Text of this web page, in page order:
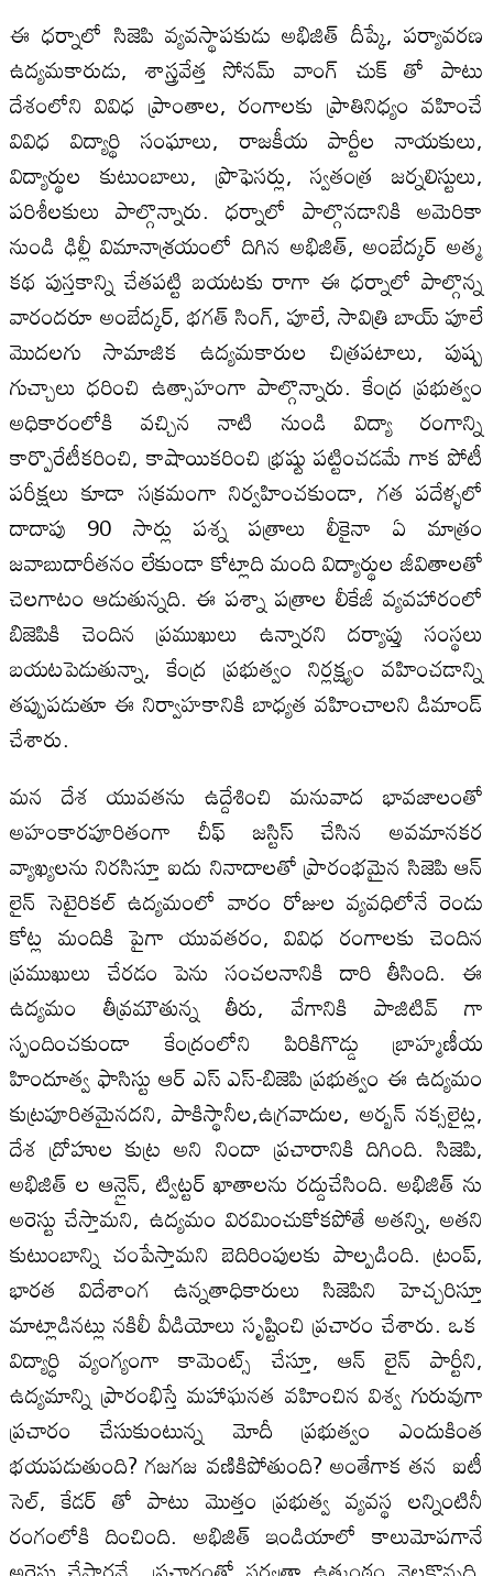
ఈ ధర్నాలో సిజెపి వ్యవస్థాపకుడు అభిజిత్ దీప్కే, పర్యావరణ
ఉద్యమకారుడు, శాస్త్రవేత్త సోనమ్ వాంగ్ చుక్ తో పాటు
దేశంలోని వివిధ ప్రాంతాల, రంగాలకు ప్రాతినిధ్యం వహించే
వివిధ విద్యార్థి సంఘాలు, రాజకీయ పార్టీల నాయకులు,
విద్యార్థుల కుటుంబాలు, ప్రొఫెసర్లు, స్వతంత్ర జర్నలిస్టులు,
పరిశీలకులు పాల్గొన్నారు. ధ‌ర్నాలో పాల్గొనడానికి అమెరికా
నుండి ఢిల్లీ విమానాశ్రయంలో దిగిన అభిజిత్, అంబేద్కర్ అత్మ
కథ పుస్తకాన్ని చేతపట్టి బయటకు రాగా ఈ ధర్నాలో పాల్గొన్న
వారందరూ అంబేద్కర్, భగత్ సింగ్, పూలే, సావిత్రి బాయ్ పూలే
మొదలగు సామాజిక ఉద్యమకారుల చిత్రపటాలు, పుష్ప
గుచ్చాలు ధరించి ఉత్సాహంగా పాల్గొన్నారు. కేంద్ర ప్రభుత్వం
అధికారంలోకి వచ్చిన నాటి నుండి విద్యా రంగాన్ని
కార్పొరేటీకరించి, కాషాయికరించి భ్రష్టు పట్టించడమే గాక పోటీ
పరీక్షలు కూడా సక్రమంగా నిర్వహించకుండా, గత పదేళ్ళలో
దాదాపు 90 సార్లు పశ్న పత్రాలు లీకైనా ఏ మాత్రం
జవాబుదారీతనం లేకుండా కోట్లాది మంది విద్యార్థుల జీవితాలతో
చెలగాటం ఆడుతున్నది. ఈ పశ్నా పత్రాల లీకేజీ వ్యవహారంలో
బిజెపికి చెందిన ప్రముఖులు ఉన్నారని దర్యాప్తు సంస్థలు
బయటపెడుతున్నా, కేంద్ర ప్రభుత్వం నిర్లక్ష్యం వహించడాన్ని
తప్పుపడుతూ ఈ నిర్వాహకానికి బాధ్య‌త వహించాలని డిమాండ్
చేశారు.
మన దేశ యువతను ఉద్దేశించి మనువాద భావజాలంతో
అహంకారపూరితంగా చీఫ్ జస్టిస్ చేసిన అవమానకర
వ్యాఖ్యలను నిరసిస్తూ ఐదు నినాదాలతో ప్రారంభమైన సిజెపి ఆన్
లైన్ సెటైరికల్ ఉద్యమంలో వారం రోజుల వ్యవధిలోనే రెండు
కోట్ల మందికి పైగా యువతరం, వివిధ రంగాలకు చెందిన
ప్రముఖులు చేరడం పెను సంచలనానికి దారి తీసింది. ఈ
ఉద్యమం తీవ్రమౌతున్న తీరు, వేగానికి పాజిటివ్ గా
స్పందించకుండా కేంద్రంలోని పిరికిగొడ్డు బ్రాహ్మణీయ
హిందూత్వ ఫాసిస్టు ఆర్ ఎస్ ఎస్-బిజెపి ప్రభుత్వం ఈ ఉద్యమం
కుట్రపూరితమైనదని, పాకిస్థానీల,ఉగ్రవాదుల, అర్బన్ నక్సలైట్ల,
దేశ ద్రోహుల కుట్ర అని నిందా ప్రచారానికి దిగింది. సిజెపి,
అభిజిత్ ల ఆన్లైన్, ట్విట్టర్ ఖాతాలను రద్దుచేసింది. అభిజిత్ ను
అరెస్టు చేస్తామని, ఉద్యమం విరమించుకోకపోతే అతన్ని, అతని
కుటుంబాన్ని చంపేస్తామని బెదిరింపులకు పాల్పడింది. ట్రంప్‌,
భారత విదేశాంగ ఉన్నతాధికారులు సిజెపిని హెచ్చరిస్తూ
మాట్లాడినట్లు నకిలీ వీడియోలు సృష్టించి ప్రచారం చేశారు. ఒక
విద్యార్ధి వ్యంగ్యంగా కామెంట్స్ చేస్తూ, ఆన్ లైన్ పార్టీని,
ఉద్యమాన్ని ప్రారంభిస్తే మహాఘనత వహించిన విశ్వ గురువుగా
ప్రచారం చేసుకుంటున్న మోదీ ప్రభుత్వం ఎందుకింత
భయపడుతుంది? గజగజ వణికిపోతుంది? అంతేగాక తన ఐటీ
సెల్, కేడర్ తో పాటు మొత్తం ప్రభుత్వ వ్యవస్థ లన్నింటినీ
రంగంలోకి దించింది. అభిజిత్ ఇండియాలో కాలుమోపగానే